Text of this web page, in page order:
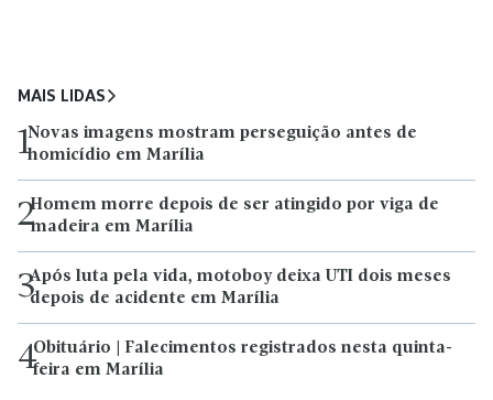
MAIS LIDAS
1Novas imagens mostram perseguição antes de
homicídio em Marília
2Homem morre depois de ser atingido por viga de
madeira em Marília
3Após luta pela vida, motoboy deixa UTI dois meses
depois de acidente em Marília
4Obituário | Falecimentos registrados nesta quinta-
feira em Marília